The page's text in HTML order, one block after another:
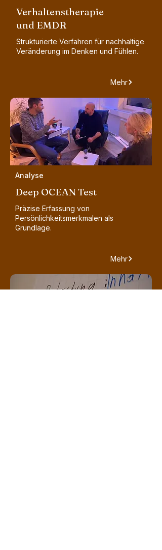
Verhaltenstherapie
und EMDR
Strukturierte Verfahren für nachhaltige
Veränderung im Denken und Fühlen.
Mehr
Analyse
Deep OCEAN Test
Präzise Erfassung von
Persönlichkeitsmerkmalen als
Grundlage.
Mehr